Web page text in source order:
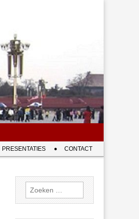
PRESENTATIES CONTACT
Zoeken
naar: